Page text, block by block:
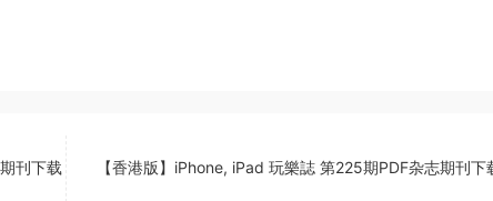
刊下载
【香港版】iPhone, iPad 玩樂誌 第225期PDF杂志期刊下